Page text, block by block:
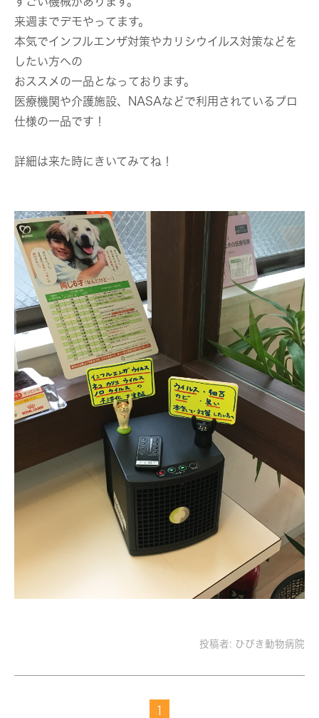
来週までデモやってます。
本気でインフルエンザ対策やカリシウイルス対策などを
したい方への
おススメの一品となっております。
医療機関や介護施設、NASAなどで利用されているプロ
仕様の一品です！
詳細は来た時にきいてみてね！
投稿者: ひびき動物病院
1